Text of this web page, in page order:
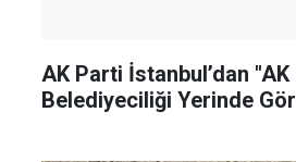
AK Parti İstanbul’dan "AK
Belediyeciliği Yerinde